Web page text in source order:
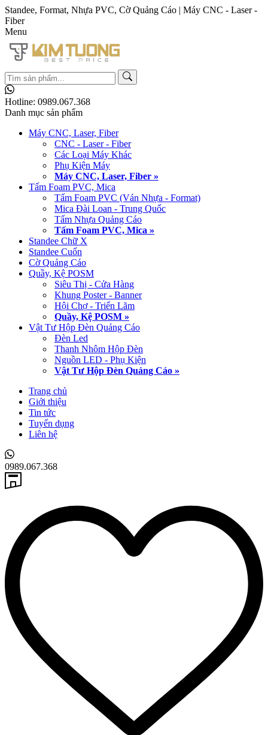
Standee, Format, Nhựa PVC, Cờ Quảng Cáo | Máy CNC - Laser -
Fiber
Menu
Hotline: 0989.067.368
Danh mục sản phẩm
Máy CNC, Laser, Fiber
CNC - Laser - Fiber
Các Loại Máy Khác
Phụ Kiện Máy
Máy CNC, Laser, Fiber »
Tấm Foam PVC, Mica
Tấm Foam PVC (Ván Nhựa - Format)
Mica Đài Loan - Trung Quốc
Tấm Nhựa Quảng Cáo
Tấm Foam PVC, Mica »
Standee Chữ X
Standee Cuốn
Cờ Quảng Cáo
Quầy, Kệ POSM
Siêu Thị - Cửa Hàng
Khung Poster - Banner
Hội Chợ - Triển Lãm
Quầy, Kệ POSM »
Vật Tư Hộp Đèn Quảng Cáo
Đèn Led
Thanh Nhôm Hộp Đèn
Nguồn LED - Phụ Kiện
Vật Tư Hộp Đèn Quảng Cáo »
Trang chủ
Giới thiệu
Tin tức
Tuyển dụng
Liên hệ
0989.067.368